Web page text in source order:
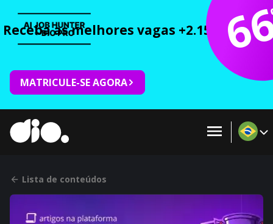
Receba as melhores vagas +2.150 cursos
MATRICULE-SE AGORA
Lista de conteúdos